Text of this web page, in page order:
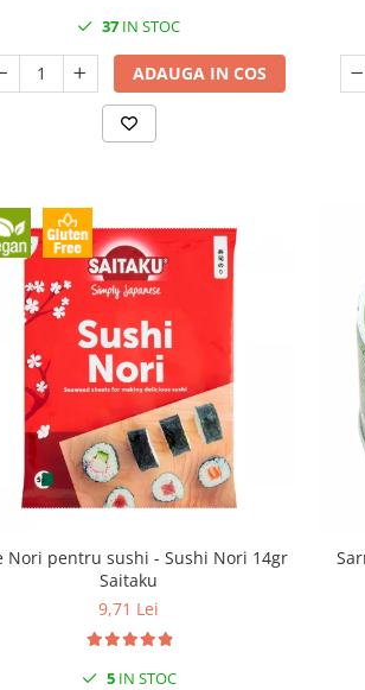
37 IN STOC
ADAUGA IN COS
pentru sushi - Sushi Nori 14gr
Saitaku
9,71 Lei
5IN STOC